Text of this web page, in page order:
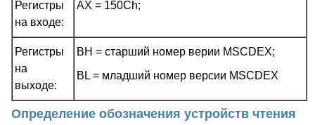
Регистры
на входе:
AX = 150Ch;
Регистры
на
выходе:
BH = старший номер верии MSCDEX;
BL = младший номер версии MSCDEX
Определение обозначения устройств чтения